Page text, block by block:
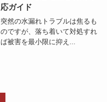
応ガイド
突然の水漏れトラブルは焦るも
のですが、落ち着いて対処すれ
ば被害を最小限に抑え...